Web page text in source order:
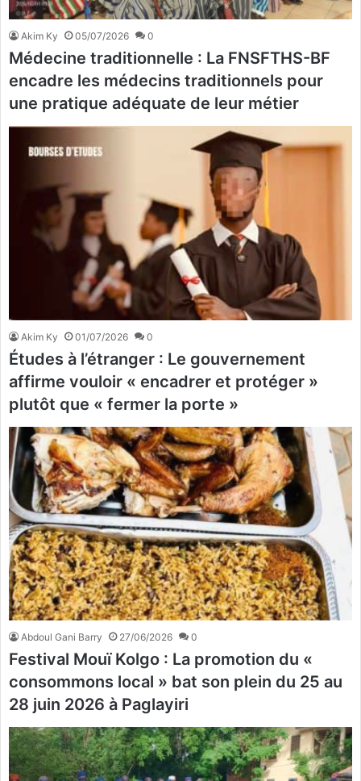
Akim Ky 05/07/2026 0
Médecine traditionnelle : La FNSFTHS-BF
encadre les médecins traditionnels pour
une pratique adéquate de leur métier
Akim Ky 01/07/2026 0
Études à l’étranger : Le gouvernement
affirme vouloir « encadrer et protéger »
plutôt que « fermer la porte »
Abdoul Gani Barry 27/06/2026 0
Festival Mouï Kolgo : La promotion du «
consommons local » bat son plein du 25 au
28 juin 2026 à Paglayiri